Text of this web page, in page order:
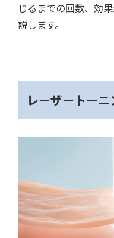
じるまでの回数、効
説します。
レーザートー